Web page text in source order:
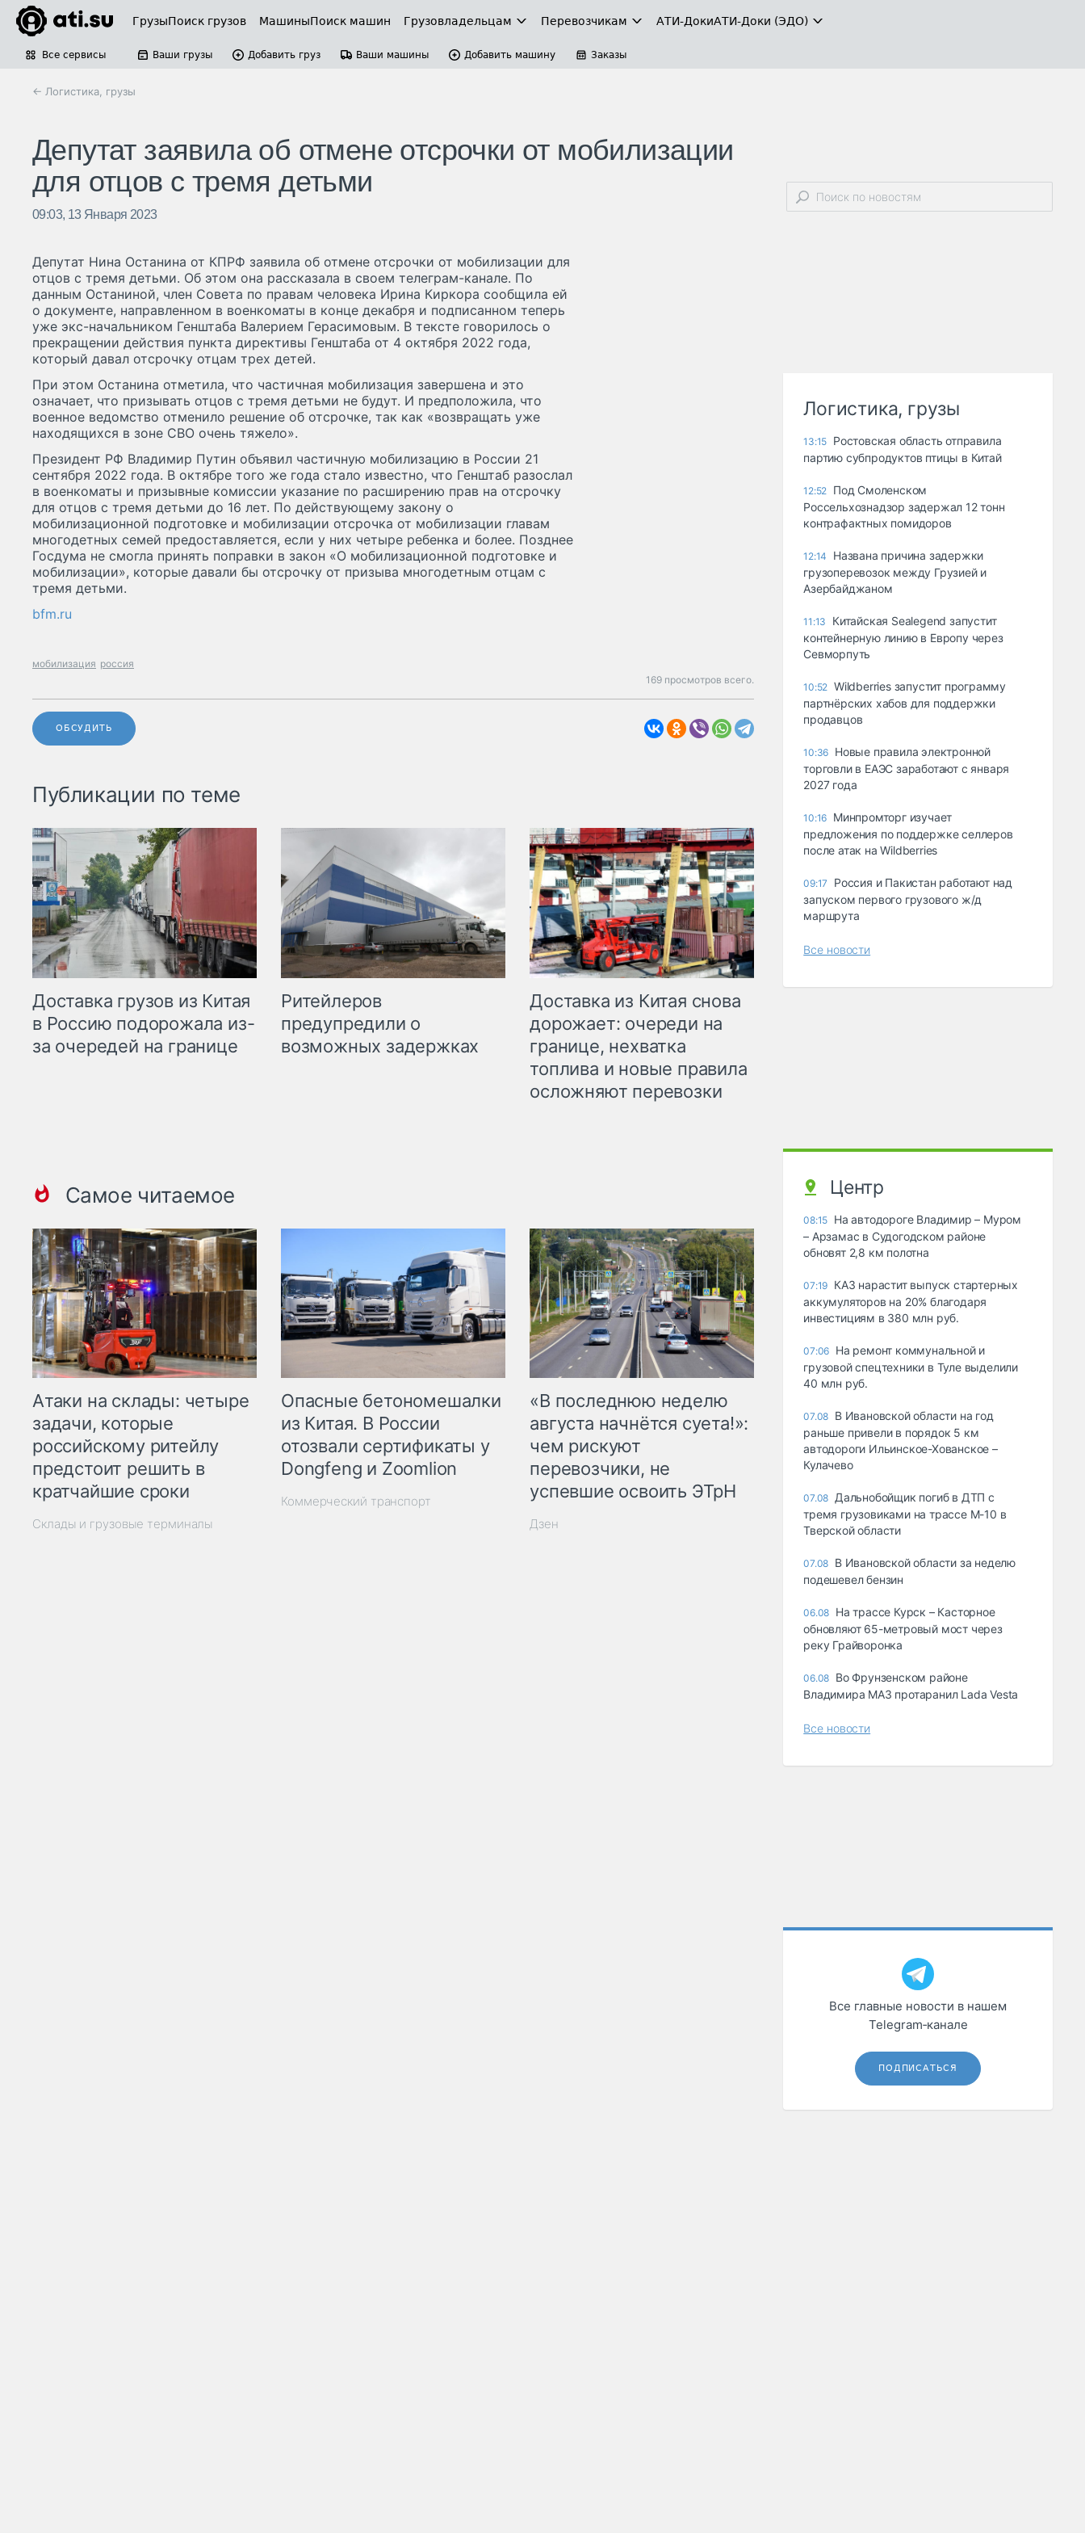
ГрузыПоиск грузов МашиныПоиск машин Грузовладельцам Перевозчикам АТИ-ДокиАТИ-Доки (ЭДО)
Все сервисы Ваши грузы Добавить груз Ваши машины Добавить машину Заказы
← Логистика, грузы
Депутат заявила об отмене отсрочки от мобилизации
для отцов с тремя детьми
09:03, 13 Января 2023
Депутат Нина Останина от КПРФ заявила об отмене отсрочки от мобилизации для
отцов с тремя детьми. Об этом она рассказала в своем телеграм-канале. По
данным Останиной, член Совета по правам человека Ирина Киркора сообщила ей
о документе, направленном в военкоматы в конце декабря и подписанном теперь
уже экс-начальником Генштаба Валерием Герасимовым. В тексте говорилось о
прекращении действия пункта директивы Генштаба от 4 октября 2022 года,
который давал отсрочку отцам трех детей.
При этом Останина отметила, что частичная мобилизация завершена и это
означает, что призывать отцов с тремя детьми не будут. И предположила, что
военное ведомство отменило решение об отсрочке, так как «возвращать уже
находящихся в зоне СВО очень тяжело».
Президент РФ Владимир Путин объявил частичную мобилизацию в России 21
сентября 2022 года. В октябре того же года стало известно, что Генштаб разослал
в военкоматы и призывные комиссии указание по расширению прав на отсрочку
для отцов с тремя детьми до 16 лет. По действующему закону о
мобилизационной подготовке и мобилизации отсрочка от мобилизации главам
многодетных семей предоставляется, если у них четыре ребенка и более. Позднее
Госдума не смогла принять поправки в закон «О мобилизационной подготовке и
мобилизации», которые давали бы отсрочку от призыва многодетным отцам с
тремя детьми.
bfm.ru
мобилизация россия
169 просмотров всего.
ОБСУДИТЬ
Публикации по теме
Доставка грузов из Китая
в Россию подорожала из-
за очередей на границе
Ритейлеров
предупредили о
возможных задержках
Доставка из Китая снова
дорожает: очереди на
границе, нехватка
топлива и новые правила
осложняют перевозки
Самое читаемое
Атаки на склады: четыре
задачи, которые
российскому ритейлу
предстоит решить в
кратчайшие сроки
Склады и грузовые терминалы
Опасные бетономешалки
из Китая. В России
отозвали сертификаты у
Dongfeng и Zoomlion
Коммерческий транспорт
«В последнюю неделю
августа начнётся суета!»:
чем рискуют
перевозчики, не
успевшие освоить ЭТрН
Дзен
Логистика, грузы
13:15 Ростовская область отправила
партию субпродуктов птицы в Китай
12:52 Под Смоленском
Россельхознадзор задержал 12 тонн
контрафактных помидоров
12:14
Названа причина задержки
грузоперевозок между Грузией и
Азербайджаном
11:13
Китайская Sealegend запустит
контейнерную линию в Европу через
Севморпуть
10:52 Wildberries запустит программу
партнёрских хабов для поддержки
продавцов
10:36 Новые правила электронной
торговли в ЕАЭС заработают с января
2027 года
10:16 Минпромторг изучает
предложения по поддержке селлеров
после атак на Wildberries
09:17
Россия и Пакистан работают над
запуском первого грузового ж/д
маршрута
Все новости
Центр
08:15 На автодороге Владимир – Муром
– Арзамас в Судогодском районе
обновят 2,8 км полотна
07:19 КАЗ нарастит выпуск стартерных
аккумуляторов на 20% благодаря
инвестициям в 380 млн руб.
07:06 На ремонт коммунальной и
грузовой спецтехники в Туле выделили
40 млн руб.
07.08 В Ивановской области на год
раньше привели в порядок 5 км
автодороги Ильинское-Хованское –
Кулачево
07.08 Дальнобойщик погиб в ДТП с
тремя грузовиками на трассе М-10 в
Тверской области
07.08 В Ивановской области за неделю
подешевел бензин
06.08 На трассе Курск – Касторное
обновляют 65-метровый мост через
реку Грайворонка
06.08 Во Фрунзенском районе
Владимира МАЗ протаранил Lada Vesta
Все новости
Все главные новости в нашем
Telegram‑канале
ПОДПИСАТЬСЯ